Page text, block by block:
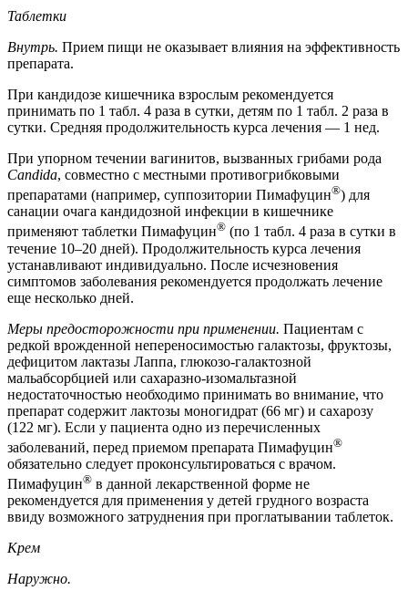
Таблетки
Внутрь. Прием пищи не оказывает влияния на эффективность
препарата.
При кандидозе кишечника взрослым рекомендуется
принимать по 1 табл. 4 раза в сутки, детям по 1 табл. 2 раза в
сутки. Средняя продолжительность курса лечения — 1 нед.
При упорном течении вагинитов, вызванных грибами рода
Candida, совместно с местными противогрибковыми
препаратами (например, суппозитории Пимафуцин®) для
санации очага кандидозной инфекции в кишечнике
применяют таблетки Пимафуцин® (по 1 табл. 4 раза в сутки в
течение 10–20 дней). Продолжительность курса лечения
устанавливают индивидуально. После исчезновения
симптомов заболевания рекомендуется продолжать лечение
еще несколько дней.
Меры предосторожности при применении. Пациентам с
редкой врожденной непереносимостью галактозы, фруктозы,
дефицитом лактазы Лаппа, глюкозо-галактозной
мальабсорбцией или сахаразно-изомальтазной
недостаточностью необходимо принимать во внимание, что
препарат содержит лактозы моногидрат (66 мг) и сахарозу
(122 мг). Если у пациента одно из перечисленных
заболеваний, перед приемом препарата Пимафуцин®
обязательно следует проконсультироваться с врачом.
Пимафуцин® в данной лекарственной форме не
рекомендуется для применения у детей грудного возраста
ввиду возможного затруднения при проглатывании таблеток.
Крем
Наружно.